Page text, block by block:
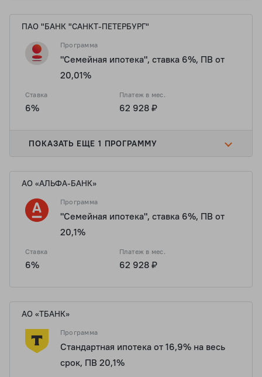
ПАО "БАНК "САНКТ-ПЕТЕРБУРГ"
Программа
"Семейная ипотека", ставка 6%, ПВ от
20,01%
Ставка
6%
Платеж в мес.
62 928 ₽
ПОКАЗАТЬ ЕЩЕ 1 ПРОГРАММУ
АО «АЛЬФА-БАНК»
Программа
"Семейная ипотека", ставка 6%, ПВ от
20,1%
Ставка
6%
Платеж в мес.
62 928 ₽
АО «ТБАНК»
Программа
Стандартная ипотека от 16,9% на весь
срок, ПВ 20,1%